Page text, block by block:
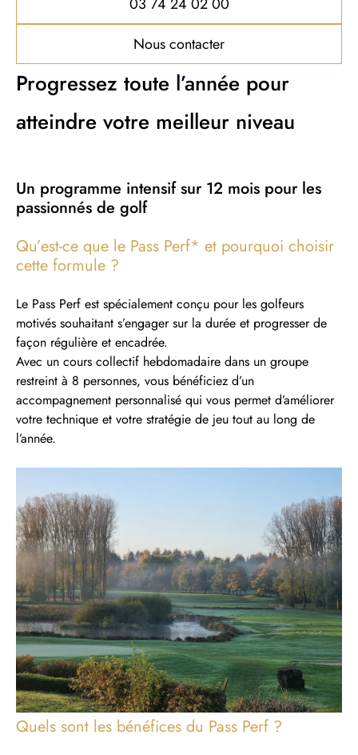
Nous contacter
Progressez toute l’année pour
atteindre votre meilleur niveau
Un programme intensif sur 12 mois pour les
passionnés de golf
Qu’est-ce que le Pass Perf* et pourquoi choisir
cette formule ?
Le Pass Perf est spécialement conçu pour les golfeurs
motivés souhaitant s’engager sur la durée et progresser de
façon régulière et encadrée.
Avec un cours collectif hebdomadaire dans un groupe
restreint à 8 personnes, vous bénéficiez d’un
accompagnement personnalisé qui vous permet d’améliorer
votre technique et votre stratégie de jeu tout au long de
l’année.
Quels sont les bénéfices du Pass Perf ?